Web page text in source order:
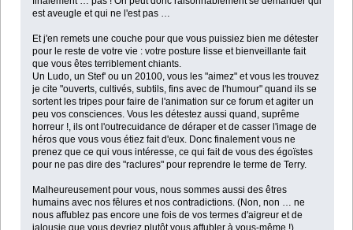
est aveugle et qui ne l'est pas …
Et j'en remets une couche pour que vous puissiez bien me détester
pour le reste de votre vie : votre posture lisse et bienveillante fait
que vous êtes terriblement chiants.
Un Ludo, un Stef' ou un 20100, vous les "aimez" et vous les trouvez
je cite "ouverts, cultivés, subtils, fins avec de l'humour" quand ils se
sortent les tripes pour faire de l'animation sur ce forum et agiter un
peu vos consciences. Vous les détestez aussi quand, suprême
horreur !, ils ont l'outrecuidance de déraper et de casser l'image de
héros que vous vous étiez fait d'eux. Donc finalement vous ne
prenez que ce qui vous intéresse, ce qui fait de vous des égoïstes
pour ne pas dire des "raclures" pour reprendre le terme de Terry.
Malheureusement pour vous, nous sommes aussi des êtres
humains avec nos fêlures et nos contradictions. (Non, non … ne
nous affublez pas encore une fois de vos termes d'aigreur et de
jalousie que vous devriez plutôt vous affubler à vous-même !).